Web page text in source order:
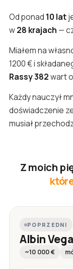
Od ponad 10 lat
w28 krajach —
Miałem na
1200 € i
Rassy 382wart
Każdy nauczył
doświadczenie
musiał
Z moich
POPRZEDNI
Albin Vega
~10 000 €